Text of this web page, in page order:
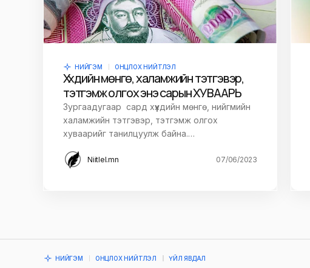
НИЙГЭМ ОНЦЛОХ НИЙТЛЭЛ
Хүүхдийн мөнгө, халамжийн тэтгэвэр,
тэтгэмж олгох энэ сарын ХУВААРЬ
Зургаадугаар сард хүүхдийн мөнгө, нийгмийн
халамжийн тэтгэвэр, тэтгэмж олгох
хуваарийг танилцуулж байна.…
Niitlel.mn 07/06/2023
НИЙГЭМ ОНЦЛОХ НИЙТЛЭЛ ҮЙЛ ЯВДАЛ